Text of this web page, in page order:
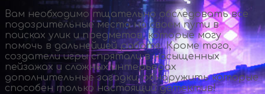
Вам необходимо тщательно обследовать все
подозрительные места на своем пути в
поисках улик и предметов, которые могу
помочь в дальнейшей работе. Кроме того,
создатели игры спрятали в насыщенных
пейзажах и сложных интерьерах
дополнительные загадки, обнаружить которые
способен только настоящий детектив!